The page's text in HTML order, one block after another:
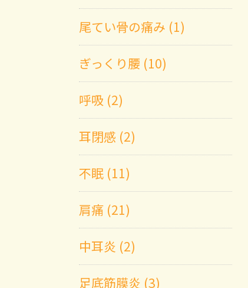
尾てい骨の痛み (1)
ぎっくり腰 (10)
呼吸 (2)
耳閉感 (2)
不眠 (11)
肩痛 (21)
中耳炎 (2)
足底筋膜炎 (3)